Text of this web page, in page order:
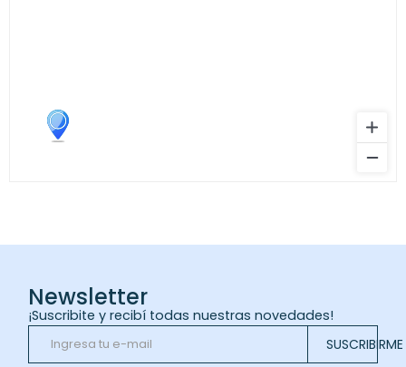
Newsletter
¡Suscribite y recibí todas nuestras novedades!
SUSCRIBIRME